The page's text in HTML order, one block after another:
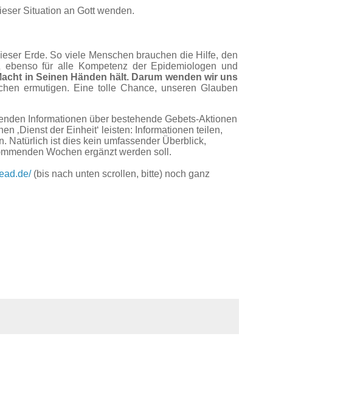
Situation an Gott wenden.
Erde. So viele Menschen brauchen die Hilfe, den
für alle Kompetenz der Epidemiologen und
in Seinen Händen hält. Darum wenden wir uns
ermutigen. Eine tolle Chance, unseren Glauben
Informationen über bestehende Gebets-Aktionen
‚Dienst der Einheit‘ leisten: Informationen teilen,
Natürlich ist dies kein umfassender Überblick,
Wochen ergänzt werden soll.
(bis nach unten scrollen, bitte) noch ganz